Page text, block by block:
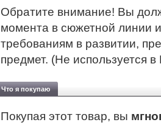
Обратите внимание! Вы
момента в сюжетной линии
требованиям в развитии,
предмет. (Не используется в
Что я покупаю
Покупая этот товар, вы